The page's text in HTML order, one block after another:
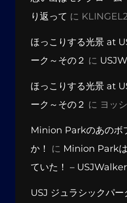
り返って に
ほっこりする光景 at
ーク～その２ に
ほっこりする光景 at
ーク～その２ に ヨッ
Minion Parkのあのボ
か！
に Minion Park
ていた！ –
USJ ジュラシックパ